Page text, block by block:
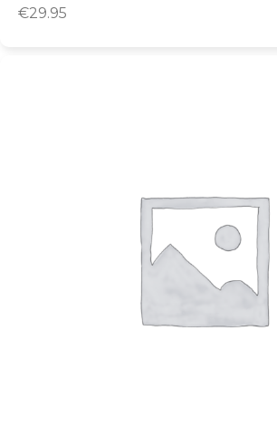
€29.95